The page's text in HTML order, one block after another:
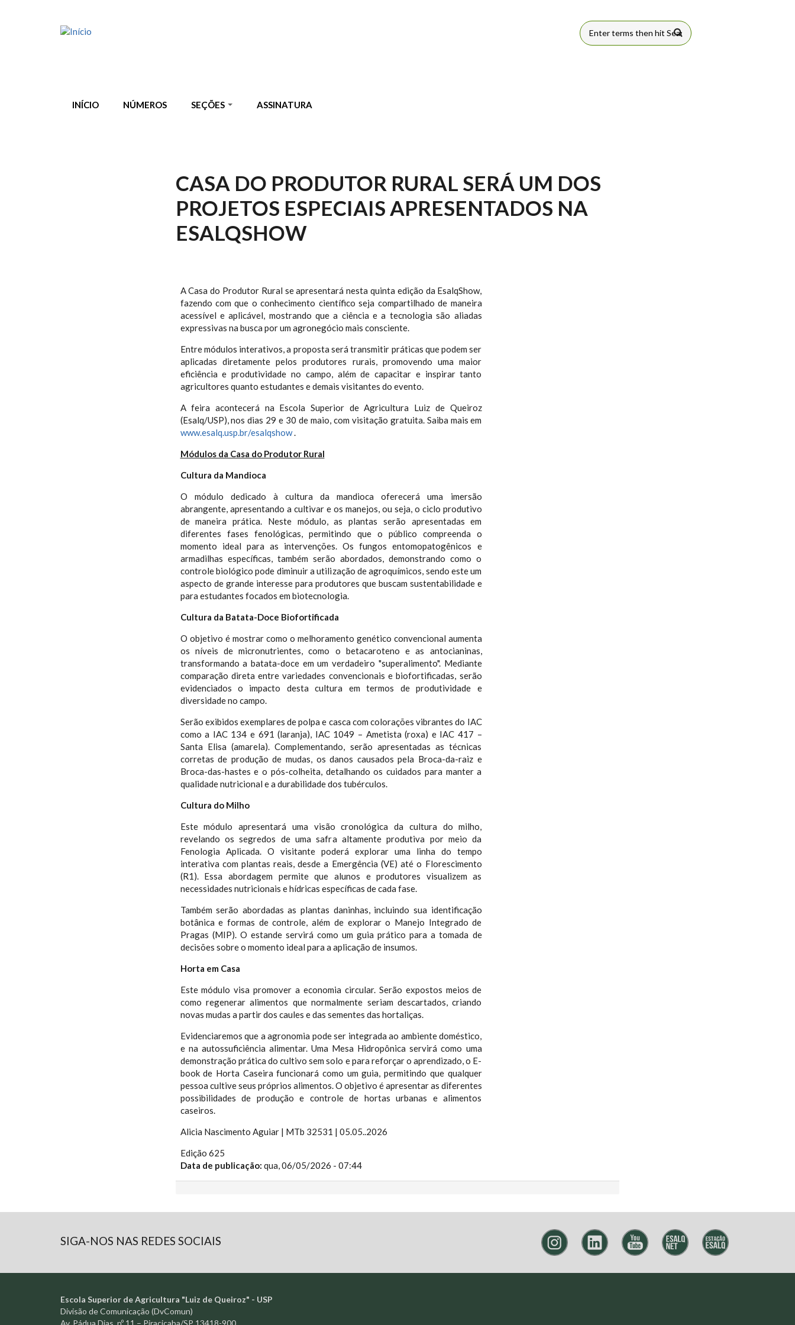
FORMULÁRIO
INÍCIO NÚMEROS SEÇÕES ASSINATURA
CASA DO PRODUTOR RURAL SERÁ UM DOS
PROJETOS ESPECIAIS APRESENTADOS NA
ESALQSHOW
A Casa do Produtor Rural se apresentará nesta quinta edição da EsalqShow,
fazendo com que o conhecimento científico seja compartilhado de maneira
acessível e aplicável, mostrando que a ciência e a tecnologia são aliadas
expressivas na busca por um agronegócio mais consciente.
Entre módulos interativos, a proposta será transmitir práticas que podem ser
aplicadas diretamente pelos produtores rurais, promovendo uma maior
eficiência e produtividade no campo, além de capacitar e inspirar tanto
agricultores quanto estudantes e demais visitantes do evento.
A feira acontecerá na Escola Superior de Agricultura Luiz de Queiroz
(Esalq/USP), nos dias 29 e 30 de maio, com visitação gratuita. Saiba mais em
www.esalq.usp.br/esalqshow.
Módulos da Casa do Produtor Rural
Cultura da Mandioca
O módulo dedicado à cultura da mandioca oferecerá uma imersão
abrangente, apresentando a cultivar e os manejos, ou seja, o ciclo produtivo
de maneira prática. Neste módulo, as plantas serão apresentadas em
diferentes fases fenológicas, permitindo que o público compreenda o
momento ideal para as intervenções. Os fungos entomopatogênicos e
armadilhas específicas, também serão abordados, demonstrando como o
controle biológico pode diminuir a utilização de agroquímicos, sendo este um
aspecto de grande interesse para produtores que buscam sustentabilidade e
para estudantes focados em biotecnologia.
Cultura da Batata-Doce Biofortificada
O objetivo é mostrar como o melhoramento genético convencional aumenta
os níveis de micronutrientes, como o betacaroteno e as antocianinas,
transformando a batata-doce em um verdadeiro "superalimento". Mediante
comparação direta entre variedades convencionais e biofortificadas, serão
evidenciados o impacto desta cultura em termos de produtividade e
diversidade no campo.
Serão exibidos exemplares de polpa e casca com colorações vibrantes do IAC
como a IAC 134 e 691 (laranja), IAC 1049 – Ametista (roxa) e IAC 417 –
Santa Elisa (amarela). Complementando, serão apresentadas as técnicas
corretas de produção de mudas, os danos causados pela Broca-da-raiz e
Broca-das-hastes e o pós-colheita, detalhando os cuidados para manter a
qualidade nutricional e a durabilidade dos tubérculos.
Cultura do Milho
Este módulo apresentará uma visão cronológica da cultura do milho,
revelando os segredos de uma safra altamente produtiva por meio da
Fenologia Aplicada. O visitante poderá explorar uma linha do tempo
interativa com plantas reais, desde a Emergência (VE) até o Florescimento
(R1). Essa abordagem permite que alunos e produtores visualizem as
necessidades nutricionais e hídricas específicas de cada fase.
Também serão abordadas as plantas daninhas, incluindo sua identificação
botânica e formas de controle, além de explorar o Manejo Integrado de
Pragas (MIP). O estande servirá como um guia prático para a tomada de
decisões sobre o momento ideal para a aplicação de insumos.
Horta em Casa
Este módulo visa promover a economia circular. Serão expostos meios de
como regenerar alimentos que normalmente seriam descartados, criando
novas mudas a partir dos caules e das sementes das hortaliças.
Evidenciaremos que a agronomia pode ser integrada ao ambiente doméstico,
e na autossuficiência alimentar. Uma Mesa Hidropônica servirá como uma
demonstração prática do cultivo sem solo e para reforçar o aprendizado, o E-
book de Horta Caseira funcionará como um guia, permitindo que qualquer
pessoa cultive seus próprios alimentos. O objetivo é apresentar as diferentes
possibilidades de produção e controle de hortas urbanas e alimentos
caseiros.
Alicia Nascimento Aguiar | MTb 32531 | 05.05..2026
Edição 625
Data de publicação: qua, 06/05/2026 - 07:44
SIGA-NOS NAS REDES SOCIAIS
Escola Superior de Agricultura "Luiz de Queiroz" - USP
Divisão de Comunicação (DvComun)
Av. Pádua Dias, nº 11 – Piracicaba/SP 13418-900